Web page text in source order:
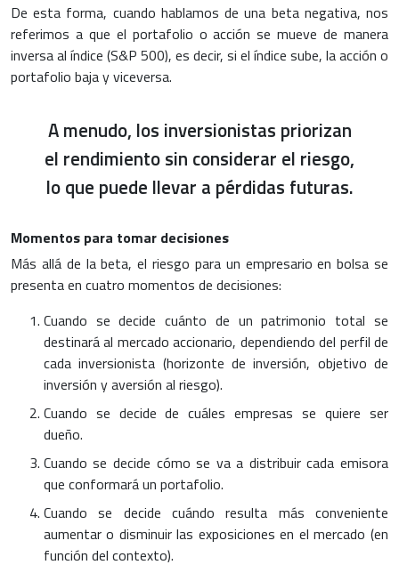
De esta forma, cuando hablamos de una beta negativa, nos
referimos a que el portafolio o acción se mueve de manera
inversa al índice (S&P 500), es decir, si el índice sube, la acción o
portafolio baja y viceversa.
A menudo, los inversionistas priorizan
el rendimiento sin considerar el riesgo,
lo que puede llevar a pérdidas futuras.
Momentos para tomar decisiones
Más allá de la beta, el riesgo para un empresario en bolsa se
presenta en cuatro momentos de decisiones:
Cuando se decide cuánto de un patrimonio total se
destinará al mercado accionario, dependiendo del perfil de
cada inversionista (horizonte de inversión, objetivo de
inversión y aversión al riesgo).
Cuando se decide de cuáles empresas se quiere ser
dueño.
Cuando se decide cómo se va a distribuir cada emisora
que conformará un portafolio.
Cuando se decide cuándo resulta más conveniente
aumentar o disminuir las exposiciones en el mercado (en
función del contexto).